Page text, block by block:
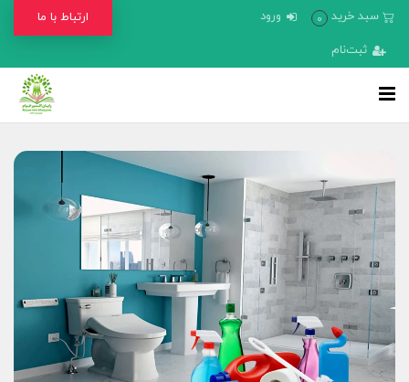
سبد خرید 0 ورود
ثبت‌نام
ارتباط با ما